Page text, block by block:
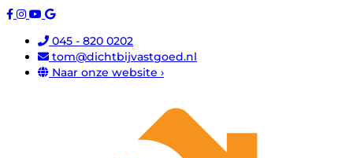
045 - 820 0202
tom@dichtbijvastgoed.nl
Naar onze website ›